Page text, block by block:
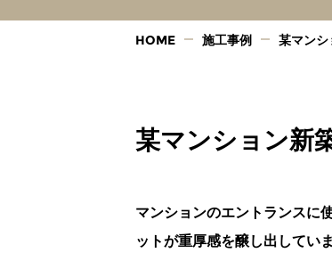
HOME 施工事例 某マンシ
某マンション新
マンションのエントランスに
ットが重厚感を醸し出してい